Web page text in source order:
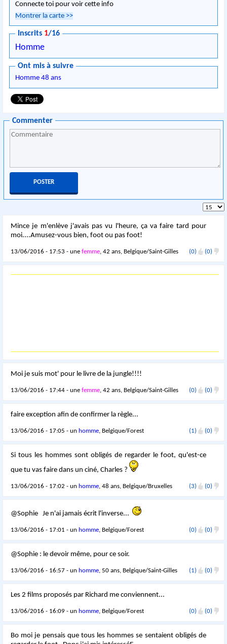
Connecte toi pour voir cette info
Montrer la carte >>
Inscrits 1/16
Homme
Ont mis à suivre
Homme 48 ans
Commenter
Mince je m'enlève j'avais pas vu l'heure, ça va faire tard pour
moi....Amusez-vous bien, foot ou pas foot!
13/06/2016 - 17:53 - unefemme, 42 ans, Belgique/Saint-Gilles (0) (0)
Moi je suis mot' pour le livre de la jungle!!!!
13/06/2016 - 17:44 - unefemme, 42 ans, Belgique/Saint-Gilles (0) (0)
faire exception afin de confirmer la règle...
13/06/2016 - 17:05 - un homme, Belgique/Forest (1) (0)
Si tous les hommes sont obligés de regarder le foot, qu'est-ce
que tu vas faire dans un ciné, Charles ?
13/06/2016 - 17:02 - un homme, 48 ans, Belgique/Bruxelles (3) (0)
@Sophie Je n'ai jamais écrit l'inverse...
13/06/2016 - 17:01 - un homme, Belgique/Forest (0) (0)
@Sophie : le devoir même, pour ce soir.
13/06/2016 - 16:57 - un homme, 50 ans, Belgique/Saint-Gilles (1) (0)
Les 2 films proposés par Richard me conviennent...
13/06/2016 - 16:09 - un homme, Belgique/Forest (0) (0)
Bo moi je pensais que tous les hommes se sentaient obligés de